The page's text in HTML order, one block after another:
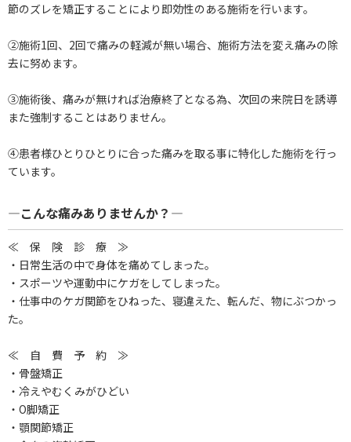
節のズレを矯正することにより即効性のある施術を行います。
②施術1回、2回で痛みの軽減が無い場合、施術方法を変え痛みの除
去に努めます。
③施術後、痛みが無ければ治療終了となる為、次回の来院日を誘導
また強制することはありません。
④患者様ひとりひとりに合った痛みを取る事に特化した施術を行っ
ています。
―こんな痛みありませんか？―
≪ 保 険 診 療 ≫
・日常生活の中で身体を痛めてしまった。
・スポーツや運動中にケガをしてしまった。
・仕事中のケガ関節をひねった、寝違えた、転んだ、物にぶつかっ
た。
≪ 自 費 予 約 ≫
・骨盤矯正
・冷えやむくみがひどい
・O脚矯正
・顎関節矯正